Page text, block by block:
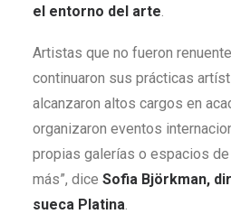
el entorno del arte.
Artistas que no fueron
continuaron sus prácticas
alcanzaron altos cargos en
organizaron eventos
propias galerías o espacios
más”, dice Sofia Björkman,
sueca Platina.